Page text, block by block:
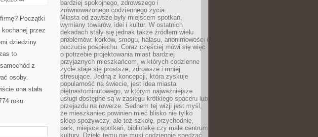
Początki
przez
dziedziny
to
z
osoby.
ona stała
roku.
bardziej spokojnego, zdrowszego i
zrównoważonego codziennego życia.
Miasta od zawsze były miejscem spotkań,
wymiany towarów, idei i kultur. W ostatnich
dekadach stały się jednak także źródłem wielu
problemów: korków, smogu, hałasu, anonimowości i
poczucia pośpiechu. Coraz częściej mówi się więc
o potrzebie projektowania miast bardziej
przyjaznych mieszkańcom, w których codzienne
życie staje się prostsze, zdrowsze i mniej
stresujące. Jedną z koncepcji, która zyskuje
popularność na świecie, jest idea miasta
piętnastominutowego, w którym najważniejsze
usługi dostępne są w zasięgu krótkiego spaceru lub
przejazdu na rowerze. Sednem tej wizji jest myśl,
że mieszkaniec powinien mieć blisko nie tylko
sklep spożywczy, ale też szkołę, przychodnię,
park, miejsce spotkań, bibliotekę czy małe centrum
kultury. Dzięki temu nie musi codziennie spędzać